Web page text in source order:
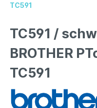
TC591
TC591 /
BROTHER
TC591